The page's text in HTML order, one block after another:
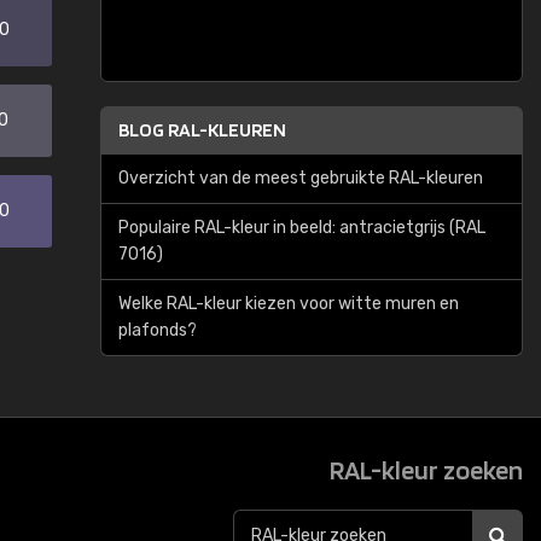
BLOG RAL-KLEUREN
Overzicht van de meest gebruikte RAL-kleuren
Populaire RAL-kleur in beeld: antracietgrijs (RAL
7016)
Welke RAL-kleur kiezen voor witte muren en
plafonds?
RAL-kleur zoeken